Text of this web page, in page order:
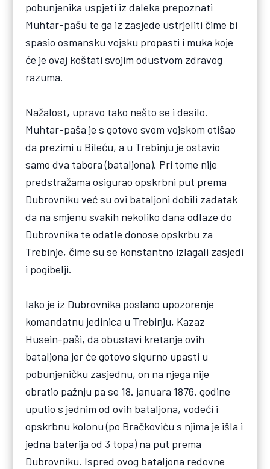
pobunjenika uspjeti iz daleka prepoznati
Muhtar-pašu te ga iz zasjede ustrjeliti čime bi
spasio osmansku vojsku propasti i muka koje
će je ovaj koštati svojim odustvom zdravog
razuma.
Nažalost, upravo tako nešto se i desilo.
Muhtar-paša je s gotovo svom vojskom otišao
da prezimi u Bileću, a u Trebinju je ostavio
samo dva tabora (bataljona). Pri tome nije
predstražama osigurao opskrbni put prema
Dubrovniku već su ovi bataljoni dobili zadatak
da na smjenu svakih nekoliko dana odlaze do
Dubrovnika te odatle donose opskrbu za
Trebinje, čime su se konstantno izlagali zasjedi
i pogibelji.
Iako je iz Dubrovnika poslano upozorenje
komandatnu jedinica u Trebinju, Kazaz
Husein-paši, da obustavi kretanje ovih
bataljona jer će gotovo sigurno upasti u
pobunjeničku zasjednu, on na njega nije
obratio pažnju pa se 18. januara 1876. godine
uputio s jednim od ovih bataljona, vodeći i
opskrbnu kolonu (po Bračkoviću s njima je išla i
jedna baterija od 3 topa) na put prema
Dubrovniku. Ispred ovog bataljona redovne